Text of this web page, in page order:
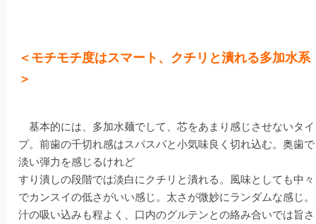
＜モチモチ度はスマート、クチリと潰れる多加水系
＞
基本的には、多加水麺でして、芯をあまり感じさせないタイ
プ。前歯の千切れ感はスパスパと小気味良く切れ込む。奥歯で
淡い弾力を感じるけれど
すり潰しの段階では淡白にクチリと潰れる。風味としても中々
でカンスイの低さがいい感じ。太さが微妙にランダムな感じ。
汁の吸い込みも程よく、口内のグルテンとの絡み合いでは旨さ